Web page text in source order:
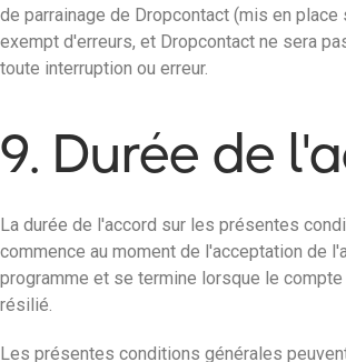
de parrainage de Dropcontact (mis en place
exempt d'erreurs, et Dropcontact ne sera
toute interruption ou erreur.
9. Durée de
La durée de l'accord sur les présentes
commence au moment de l'acceptation de
programme et se termine lorsque le
résilié.
Les présentes conditions générales